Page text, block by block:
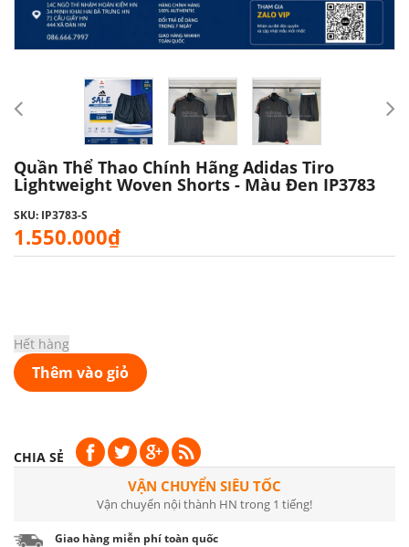
Quần Thể Thao Chính Hãng Adidas Tiro
Lightweight Woven Shorts - Màu Đen IP3783
SKU: IP3783-S
1.550.000₫
Hết hàng
Thêm vào giỏ
CHIA SẺ
VẬN CHUYỂN SIÊU TỐC
Vận chuyển nội thành HN trong 1 tiếng!
Giao hàng miễn phí toàn quốc